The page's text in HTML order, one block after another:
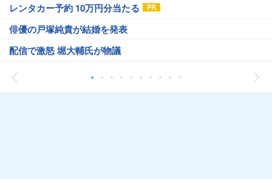
レンタカー予約 10万円分当たる
俳優の戸塚純貴が結婚を発表
配信で激怒 堀大輔氏が物議